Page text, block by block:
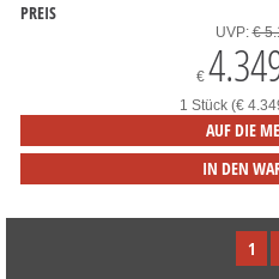
PREIS
UVP:€
€
1 Stück (€
AUF DIE
IN DEN
1